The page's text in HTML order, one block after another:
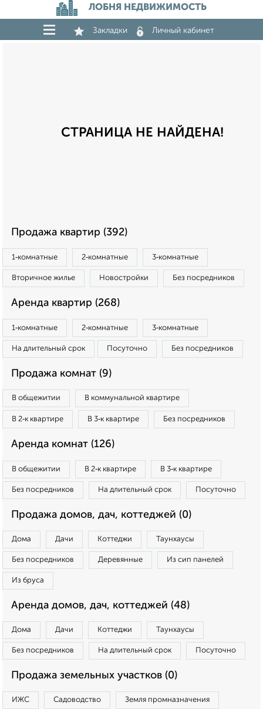
ЛОБНЯ НЕДВИЖИМОСТЬ
Закладки Личный кабинет
СТРАНИЦА НЕ НАЙДЕНА!
Продажа квартир (392)
1‑комнатные 2‑комнатные 3‑комнатные
Вторичное жилье Новостройки Без посредников
Аренда квартир (268)
1‑комнатные 2‑комнатные 3‑комнатные
На длительный срок Посуточно Без посредников
Продажа комнат (9)
В общежитии В коммунальной квартире
В 2‑к квартире В 3‑к квартире Без посредников
Аренда комнат (126)
В общежитии В 2‑к квартире В 3‑к квартире
Без посредников На длительный срок Посуточно
Продажа домов, дач, коттеджей (0)
Дома Дачи Коттеджи Таунхаусы
Без посредников Деревянные Из сип панелей
Из бруса
Аренда домов, дач, коттеджей (48)
Дома Дачи Коттеджи Таунхаусы
Без посредников На длительный срок Посуточно
Продажа земельных участков (0)
ИЖС Садоводство Земля промназначения